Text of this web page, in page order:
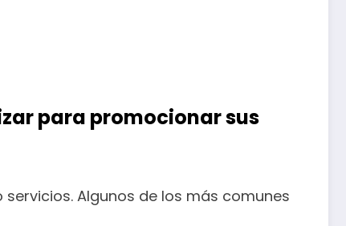
para promocionar sus
Algunos de los más comunes